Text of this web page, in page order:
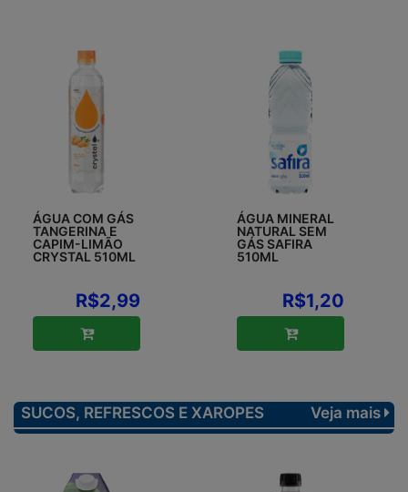
ÁGUA COM GÁS
TANGERINA E
CAPIM-LIMÃO
CRYSTAL 510ML
R$2,99
ÁGUA MINERAL
NATURAL SEM
GÁS SAFIRA
510ML
R$1,20
SUCOS, REFRESCOS E XAROPES Veja mais